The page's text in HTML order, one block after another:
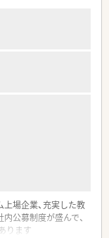
なく、プライベート
にも対応できるヘ
場企業、充実した教
公募制度が盛んで、
ります